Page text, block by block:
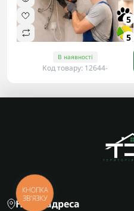
5
5
В наявності
Код товару: 12644-
Наша адреса
КНОПКА
ЗВ'ЯЗКУ